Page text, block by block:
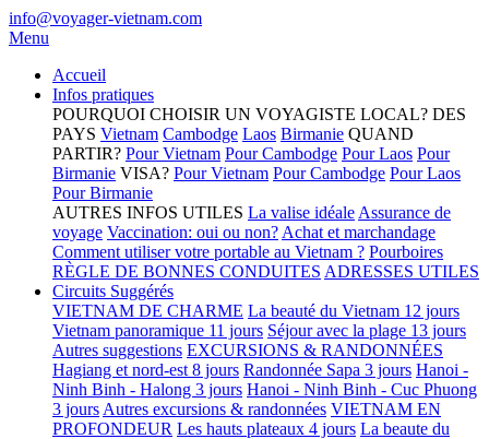
info@voyager-vietnam.com
Menu
Accueil
Infos pratiques
POURQUOI CHOISIR UN VOYAGISTE LOCAL? DES
PAYS Vietnam Cambodge Laos Birmanie QUAND
PARTIR? Pour Vietnam Pour Cambodge Pour Laos Pour
Birmanie VISA? Pour Vietnam Pour Cambodge Pour Laos
Pour Birmanie
AUTRES INFOS UTILES La valise idéale Assurance de
voyage Vaccination: oui ou non? Achat et marchandage
Comment utiliser votre portable au Vietnam ? Pourboires
RÈGLE DE BONNES CONDUITES ADRESSES UTILES
Circuits Suggérés
VIETNAM DE CHARME La beauté du Vietnam 12 jours
Vietnam panoramique 11 jours Séjour avec la plage 13 jours
Autres suggestions EXCURSIONS & RANDONNÉES
Hagiang et nord-est 8 jours Randonnée Sapa 3 jours Hanoi -
Ninh Binh - Halong 3 jours Hanoi - Ninh Binh - Cuc Phuong
3 jours Autres excursions & randonnées VIETNAM EN
PROFONDEUR Les hauts plateaux 4 jours La beaute du